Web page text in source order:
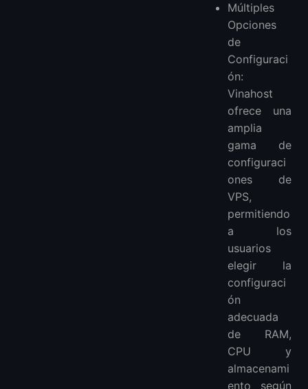
Múltiples
Opciones
de
Configuraci
ón:
Vinahost
ofrece una
amplia
gama de
configuraci
ones de
VPS,
permitiendo
a los
usuarios
elegir la
configuraci
ón
adecuada
de RAM,
CPU y
almacenami
ento según